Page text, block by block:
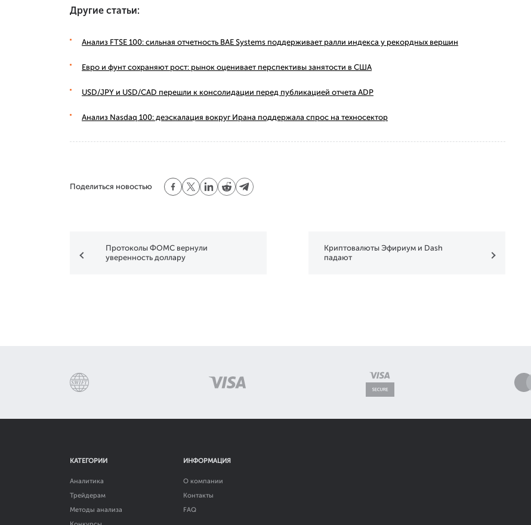
Другие статьи:
Анализ FTSE 100: сильная отчетность BAE Systems поддерживает ралли индекса у рекордных вершин
Евро и фунт сохраняют рост: рынок оценивает перспективы занятости в США
USD/JPY и USD/CAD перешли к консолидации перед публикацией отчета ADP
Анализ Nasdaq 100: деэскалация вокруг Ирана поддержала спрос на техносектор
Поделиться новостью
Протоколы ФОМС вернули
уверенность доллару
Криптовалюты Эфириум и Dash
падают
КАТЕГОРИИ
Аналитика
Трейдерам
Методы анализа
ИНФОРМАЦИЯ
О компании
Контакты
FAQ